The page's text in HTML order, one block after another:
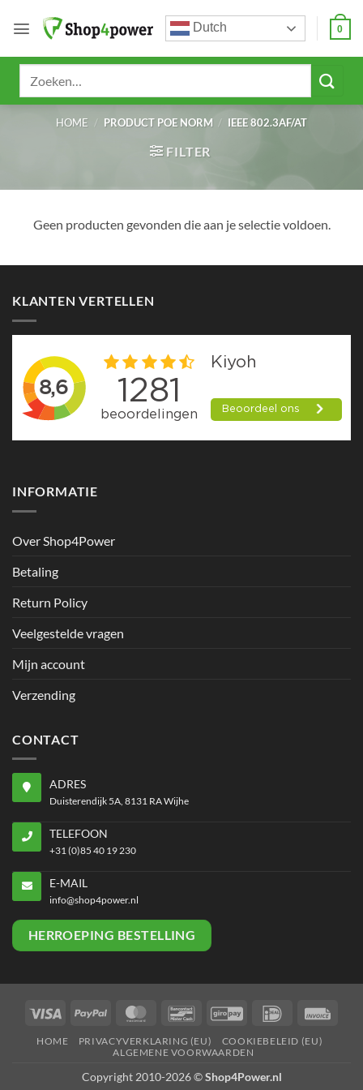
naar
Dutch 0
HOME / PRODUCT POE NORM / IEEE 802.3AF/AT
FILTER
Geen producten gevonden die aan je selectie voldoen.
KLANTEN VERTELLEN
INFORMATIE
Over Shop4Power
Betaling
Return Policy
Veelgestelde vragen
Mijn account
Verzending
CONTACT
ADRES
Duisterendijk 5A, 8131 RA Wijhe
TELEFOON
+31 (0)85 40 19 230
E-MAIL
info@shop4power.nl
HERROEPING BESTELLING
Visa PayPal MasterCardBancontactGiroPay IDeal
HOME PRIVACYVERKLARING (EU)
COOKIEBELEID (EU)
ALGEMENE VOORWAARDEN
Copyright 2010-2026 ©Shop4Power.nl